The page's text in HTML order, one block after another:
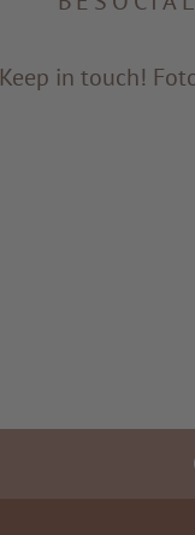
Keep in touch!